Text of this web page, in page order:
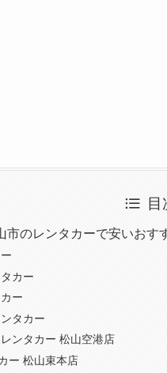
目
市のレンタカーで安いおす
カー
ー
タカー
ンタカー 松山空港店
ー 松山束本店